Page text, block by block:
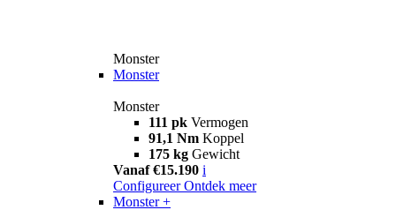
Monster
Monster
Monster
111 pk Vermogen
91,1 Nm Koppel
175 kg Gewicht
Vanaf €15.190 i
Configureer Ontdek meer
Monster +